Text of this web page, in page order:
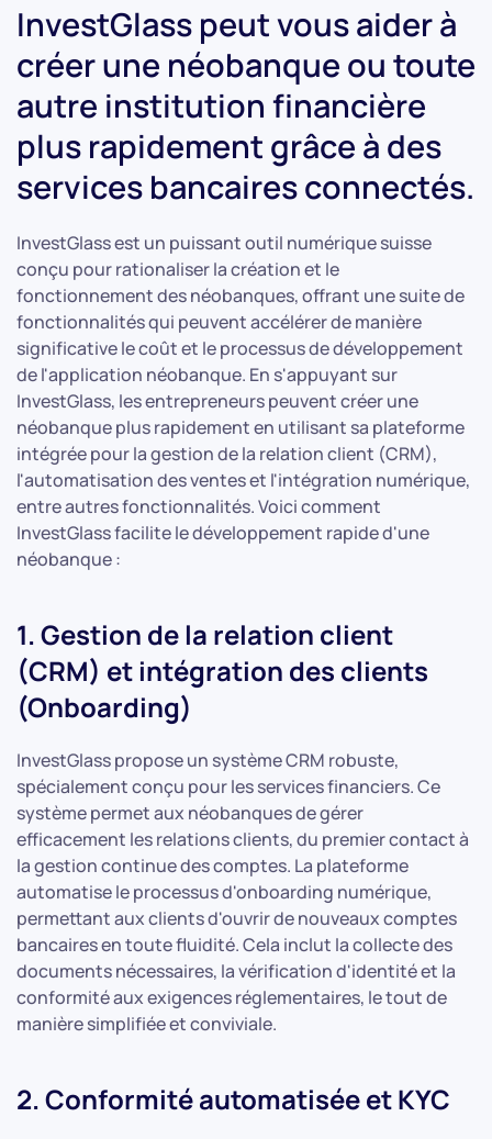
InvestGlass peut vous aider à
créer une néobanque ou toute
autre institution financière
plus rapidement grâce à des
services bancaires connectés.
InvestGlass est un puissant outil numérique suisse
conçu pour rationaliser la création et le
fonctionnement des néobanques, offrant une suite de
fonctionnalités qui peuvent accélérer de manière
significative le coût et le processus de développement
de l'application néobanque. En s'appuyant sur
InvestGlass, les entrepreneurs peuvent créer une
néobanque plus rapidement en utilisant sa plateforme
intégrée pour la gestion de la relation client (CRM),
l'automatisation des ventes et l'intégration numérique,
entre autres fonctionnalités. Voici comment
InvestGlass facilite le développement rapide d'une
néobanque :
1. Gestion de la relation client
(CRM) et intégration des clients
(Onboarding)
InvestGlass propose un système CRM robuste,
spécialement conçu pour les services financiers. Ce
système permet aux néobanques de gérer
efficacement les relations clients, du premier contact à
la gestion continue des comptes. La plateforme
automatise le processus d'onboarding numérique,
permettant aux clients d'ouvrir de nouveaux comptes
bancaires en toute fluidité. Cela inclut la collecte des
documents nécessaires, la vérification d'identité et la
conformité aux exigences réglementaires, le tout de
manière simplifiée et conviviale.
2. Conformité automatisée et KYC